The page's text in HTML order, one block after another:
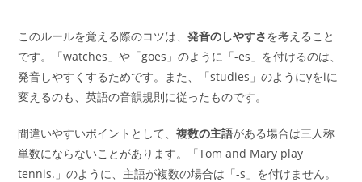
このルールを覚える際のコツは、発音のしやすさを考えること
です。「watches」や「goes」のように「-es」を付けるのは、
発音しやすくするためです。また、「studies」のようにyをiに
変えるのも、英語の音韻規則に従ったものです。
間違いやすいポイントとして、複数の主語がある場合は三人称
単数にならないことがあります。「Tom and Mary play
tennis.」のように、主語が複数の場合は「-s」を付けません。